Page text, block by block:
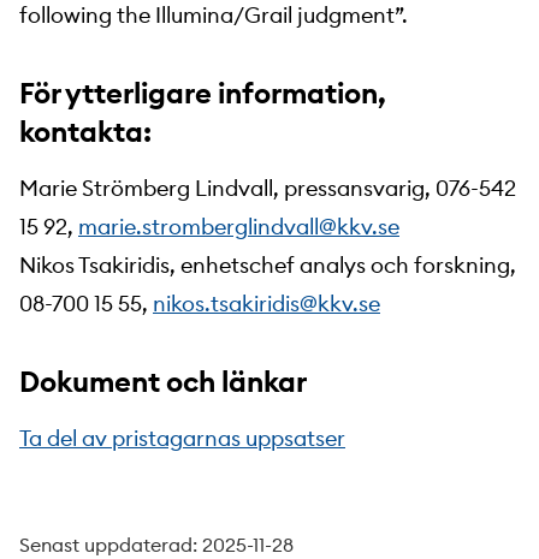
following the Illumina/Grail judgment”.
För ytterligare information,
kontakta:
Marie Strömberg Lindvall, pressansvarig, 076-542
15 92, marie.stromberglindvall@kkv.se
Nikos Tsakiridis, enhetschef analys och forskning,
08-700 15 55, nikos.tsakiridis@kkv.se
Dokument och länkar
Ta del av pristagarnas uppsatser
Senast uppdaterad: 2025-11-28